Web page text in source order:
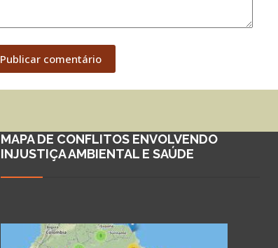
Publicar comentário
MAPA DE CONFLITOS ENVOLVENDO
INJUSTIÇA AMBIENTAL E SAÚDE